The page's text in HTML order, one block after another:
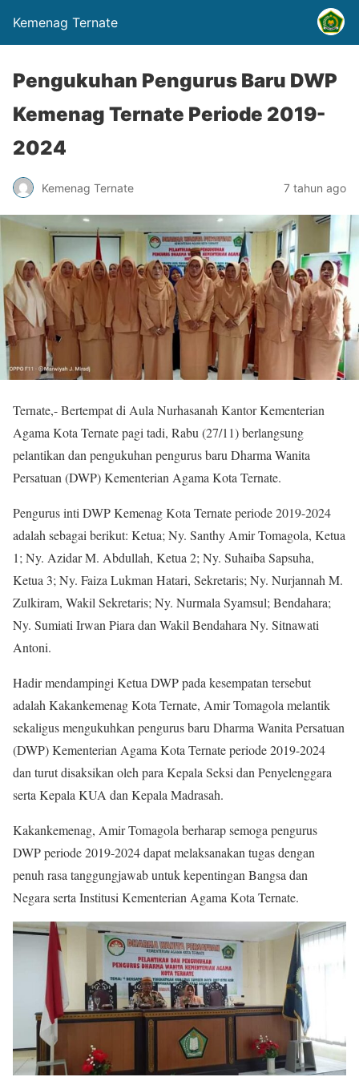
Kemenag Ternate
Pengukuhan Pengurus Baru DWP
Kemenag Ternate Periode 2019-
2024
Kemenag Ternate 7 tahun ago
Ternate,- Bertempat di Aula Nurhasanah Kantor Kementerian
Agama Kota Ternate pagi tadi, Rabu (27/11) berlangsung
pelantikan dan pengukuhan pengurus baru Dharma Wanita
Persatuan (DWP) Kementerian Agama Kota Ternate.
Pengurus inti DWP Kemenag Kota Ternate periode 2019-2024
adalah sebagai berikut: Ketua; Ny. Santhy Amir Tomagola, Ketua
1; Ny. Azidar M. Abdullah, Ketua 2; Ny. Suhaiba Sapsuha,
Ketua 3; Ny. Faiza Lukman Hatari, Sekretaris; Ny. Nurjannah M.
Zulkiram, Wakil Sekretaris; Ny. Nurmala Syamsul; Bendahara;
Ny. Sumiati Irwan Piara dan Wakil Bendahara Ny. Sitnawati
Antoni.
Hadir mendampingi Ketua DWP pada kesempatan tersebut
adalah Kakankemenag Kota Ternate, Amir Tomagola melantik
sekaligus mengukuhkan pengurus baru Dharma Wanita Persatuan
(DWP) Kementerian Agama Kota Ternate periode 2019-2024
dan turut disaksikan oleh para Kepala Seksi dan Penyelenggara
serta Kepala KUA dan Kepala Madrasah.
Kakankemenag, Amir Tomagola berharap semoga pengurus
DWP periode 2019-2024 dapat melaksanakan tugas dengan
penuh rasa tanggungjawab untuk kepentingan Bangsa dan
Negara serta Institusi Kementerian Agama Kota Ternate.